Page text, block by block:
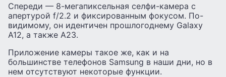
Спереди — 8-мегапиксельная селфи-камера с
апертурой f/2.2 и фиксированным фокусом. По-
видимому, он идентичен прошлогоднему Galaxy
A12, а также A23.
Приложение камеры такое же, как и на
большинстве телефонов Samsung в наши дни, но в
нем отсутствуют некоторые функции.